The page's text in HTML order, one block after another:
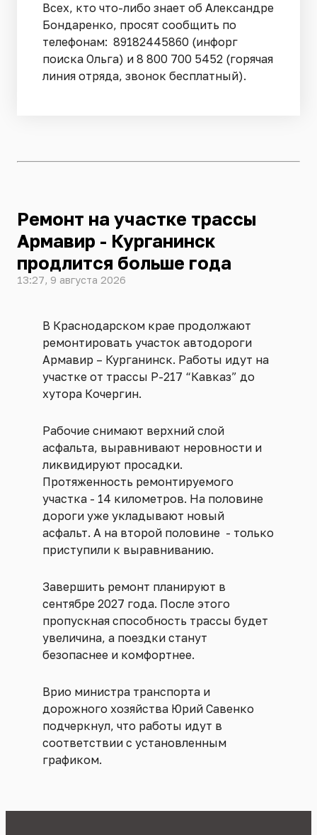
Всех, кто что-либо знает об Александре
Бондаренко, просят сообщить по
телефонам: 89182445860 (инфорг
поиска Ольга) и 8 800 700 5452 (горячая
линия отряда, звонок бесплатный).
Ремонт на участке трассы
Армавир - Курганинск
продлится больше года
13:27, 9 августа 2026
В Краснодарском крае продолжают
ремонтировать участок автодороги
Армавир – Курганинск. Работы идут на
участке от трассы Р-217 “Кавказ” до
хутора Кочергин.
Рабочие снимают верхний слой
асфальта, выравнивают неровности и
ликвидируют просадки.
Протяженность ремонтируемого
участка - 14 километров. На половине
дороги уже укладывают новый
асфальт. А на второй половине - только
приступили к выравниванию.
Завершить ремонт планируют в
сентябре 2027 года. После этого
пропускная способность трассы будет
увеличина, а поездки станут
безопаснее и комфортнее.
Врио министра транспорта и
дорожного хозяйства Юрий Савенко
подчеркнул, что работы идут в
соответствии с установленным
графиком.